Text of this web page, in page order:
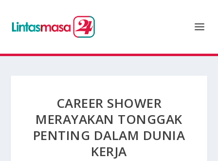
CAREER SHOWER
MERAYAKAN TONGGAK
PENTING DALAM DUNIA
KERJA